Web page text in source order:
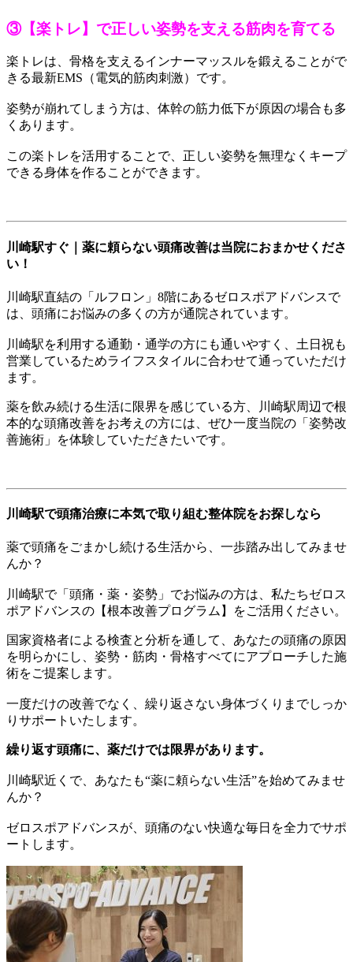
③【楽トレ】で正しい姿勢を支える筋肉を育てる
楽トレは、骨格を支えるインナーマッスルを鍛えることがで
きる最新EMS（電気的筋肉刺激）です。
姿勢が崩れてしまう方は、体幹の筋力低下が原因の場合も多
くあります。
この楽トレを活用することで、正しい姿勢を無理なくキープ
できる身体を作ることができます。
川崎駅すぐ｜薬に頼らない頭痛改善は当院におまかせくださ
い！
川崎駅直結の「ルフロン」8階にあるゼロスポアドバンスで
は、頭痛にお悩みの多くの方が通院されています。
川崎駅を利用する通勤・通学の方にも通いやすく、土日祝も
営業しているためライフスタイルに合わせて通っていただけ
ます。
薬を飲み続ける生活に限界を感じている方、川崎駅周辺で根
本的な頭痛改善をお考えの方には、ぜひ一度当院の「姿勢改
善施術」を体験していただきたいです。
川崎駅で頭痛治療に本気で取り組む整体院をお探しなら
薬で頭痛をごまかし続ける生活から、一歩踏み出してみませ
んか？
川崎駅で「頭痛・薬・姿勢」でお悩みの方は、私たちゼロス
ポアドバンスの【根本改善プログラム】をご活用ください。
国家資格者による検査と分析を通して、あなたの頭痛の原因
を明らかにし、姿勢・筋肉・骨格すべてにアプローチした施
術をご提案します。
一度だけの改善でなく、繰り返さない身体づくりまでしっか
りサポートいたします。
繰り返す頭痛に、薬だけでは限界があります。
川崎駅近くで、あなたも“薬に頼らない生活”を始めてみませ
んか？
ゼロスポアドバンスが、頭痛のない快適な毎日を全力でサポ
ートします。